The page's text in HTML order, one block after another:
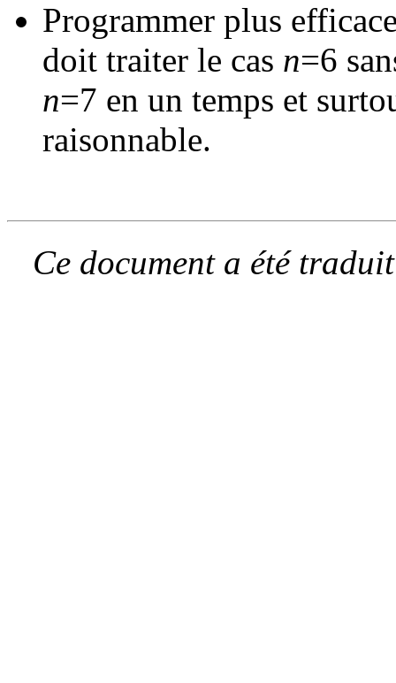
Programmer plus
doit traiter le cas n=6
n=7 en un temps et
raisonnable.
Ce document a été